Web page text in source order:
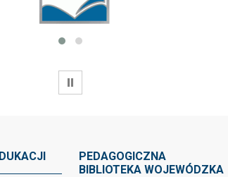
WSTRZYMAJ
PEDAGOGICZNA
BIBLIOTEKA WOJEWÓDZKA